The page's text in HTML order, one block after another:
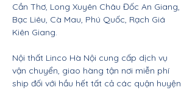
Cần Thơ, Long Xuyên Châu Đốc An Giang,
Bạc Liêu, Cà Mau, Phú Quốc, Rạch Giá
Kiên Giang.
Nội thất Linco Hà Nội cung cấp dịch vụ
vận chuyển, giao hàng tận nơi miễn phí
ship đối với hầu hết tất cả các quận huyện